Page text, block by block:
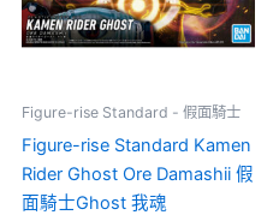
Figure-rise Standard - 假面騎士
Figure-rise Standard Kamen
Rider Ghost Ore Damashii 假
面騎士Ghost 我魂